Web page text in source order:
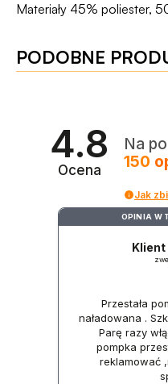
Materiały 45% poliester,
PODOBNE
4.8
Ocena
Na
150
Jak
OPINIA W
Klient
Przestała
naładowana .
Parę razy
pompka
reklamować